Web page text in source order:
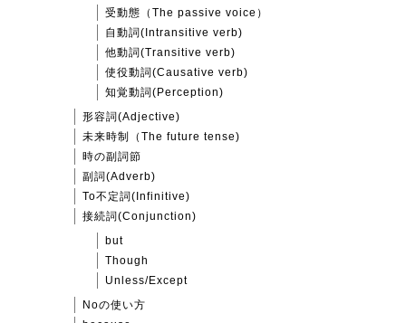
受動態（The passive voice）
自動詞(Intransitive verb)
他動詞(Transitive verb)
使役動詞(Causative verb)
知覚動詞(Perception)
形容詞(Adjective)
未来時制（The future tense)
時の副詞節
副詞(Adverb)
To不定詞(Infinitive)
接続詞(Conjunction)
but
Though
Unless/Except
Noの使い方